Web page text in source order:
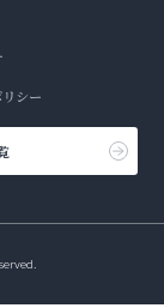
シー